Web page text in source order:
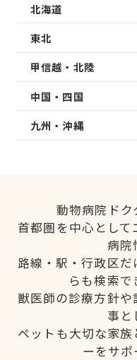
北海道
東北
甲信越・北陸
中国・四国
九州・沖縄
動物病院ドク
首都圏を中心とし
病院
路線・駅・行政区
らも検索で
獣医師の診療方針
事と
ペットも大切な家
ーをサポ